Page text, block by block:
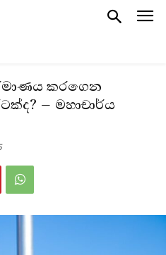
කරගෙන
– මහාචාර්ය